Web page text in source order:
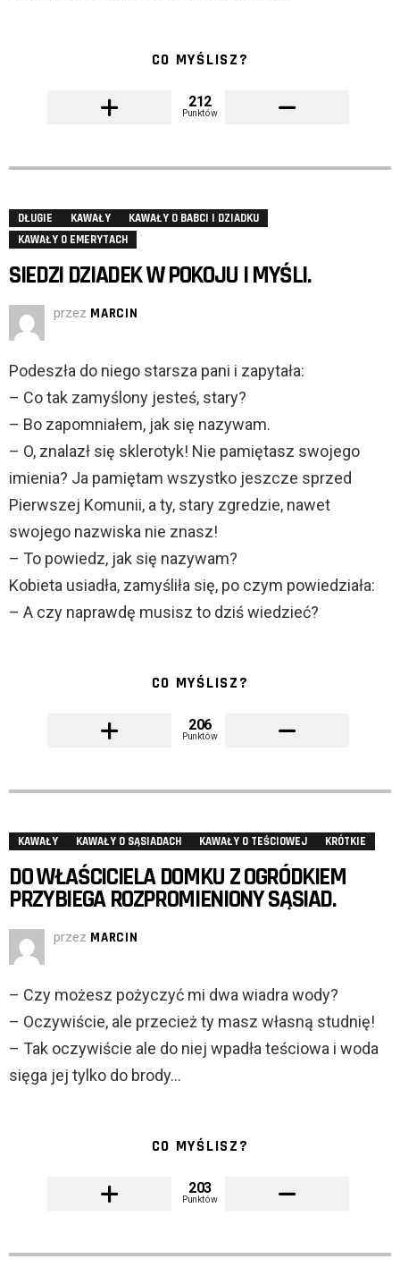
CO MYŚLISZ?
212
Punktów
DŁUGIE KAWAŁY
KAWAŁY O BABCI I DZIADKU
KAWAŁY O EMERYTACH
SIEDZI DZIADEK W POKOJU I MYŚLI.
przez MARCIN
Podeszła do niego starsza pani i zapytała:
– Co tak zamyślony jesteś, stary?
– Bo zapomniałem, jak się nazywam.
– O, znalazł się sklerotyk! Nie pamiętasz swojego
imienia? Ja pamiętam wszystko jeszcze sprzed
Pierwszej Komunii, a ty, stary zgredzie, nawet
swojego nazwiska nie znasz!
– To powiedz, jak się nazywam?
Kobieta usiadła, zamyśliła się, po czym powiedziała:
– A czy naprawdę musisz to dziś wiedzieć?
CO MYŚLISZ?
206
Punktów
KAWAŁY KAWAŁY O SĄSIADACH KAWAŁY O TEŚCIOWEJ KRÓTKIE
DO WŁAŚCICIELA DOMKU Z OGRÓDKIEM
PRZYBIEGA ROZPROMIENIONY SĄSIAD.
przez MARCIN
– Czy możesz pożyczyć mi dwa wiadra wody?
– Oczywiście, ale przecież ty masz własną studnię!
– Tak oczywiście ale do niej wpadła teściowa i woda
sięga jej tylko do brody…
CO MYŚLISZ?
203
Punktów